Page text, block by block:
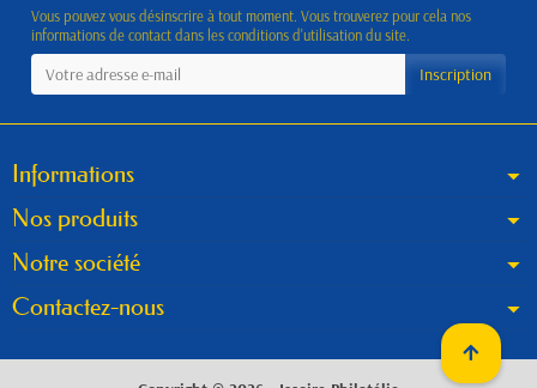
Vous pouvez vous désinscrire à tout moment. Vous trouverez pour cela nos
informations de contact dans les conditions d'utilisation du site.
Informations
Nos produits
Notre société
Contactez-nous